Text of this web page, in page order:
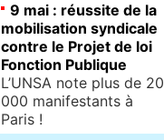
9 mai : réussite de la
mobilisation syndicale
contre le Projet de loi
Fonction Publique
L’UNSA note plus de 20
000 manifestants à
Paris !